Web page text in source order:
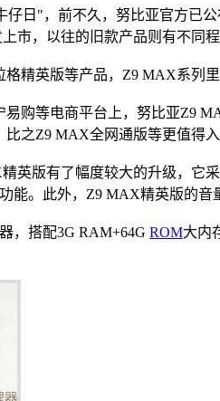
仔日"，前不久，努比亚官方已
市，以往的旧款产品则有不同程
精英版等产品，Z9 MAX系列
购等电商平台上，努比亚Z9
之Z9 MAX全网通版等更值得入
英版有了幅度较大的升级，它
能。此外，Z9 MAX精英版的音
，搭配3G RAM+64G ROM大内